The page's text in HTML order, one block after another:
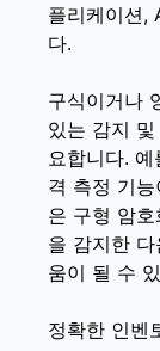
플리케이션,
다.
구식이거나
있는 감지
요합니다.
격 측정 기
은 구형 암
을 감지한
움이 될 수
정확한 인벤